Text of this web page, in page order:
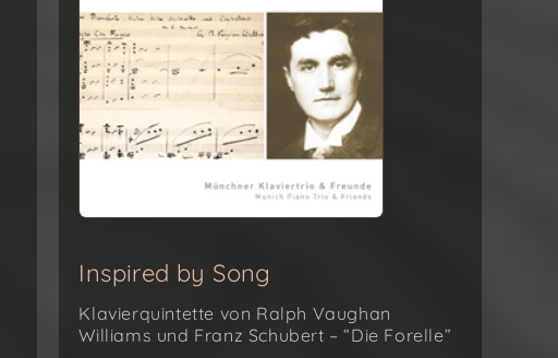
Inspired by Song
Klavierquintette von Ralph Vaughan
Williams und Franz Schubert – “Die Forelle”